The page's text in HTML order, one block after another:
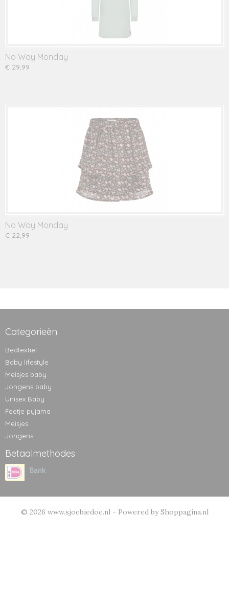
No Way Monday
€ 29,99
No Way Monday
€ 22,99
Categorieën
Bedtextiel
Baby lifestyle
Meisjes baby
Jongens baby
Unisex Baby
Feetje pyjama
Meisjes
Jongens
Betaalmethodes
© 2026 www.sjoebiedoe.nl - Powered by Shoppagina.nl